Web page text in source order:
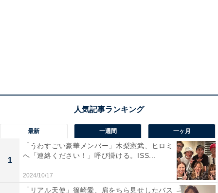
最新 一週間 一ヶ月
1
「うわすごい豪華メンバー」木梨憲武、ヒロミ
へ「連絡ください！」呼び掛ける。ISS...
2024/10/17
「リアル天使」篠崎愛、肩をちら見せしたバス